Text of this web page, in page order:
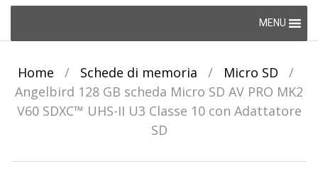
content
MENU
Home / Schede di memoria / Micro SD
/
Angelbird 128 GB scheda Micro SD AV PRO MK2
V60 SDXC™ UHS-II U3 Classe 10 con Adattatore
SD